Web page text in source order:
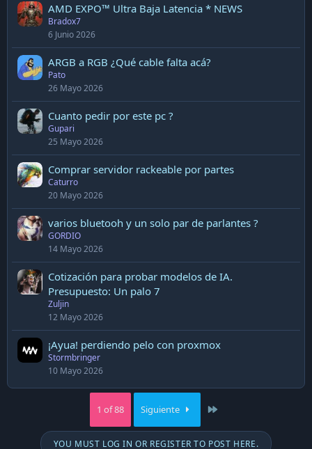
AMD EXPO™ Ultra Baja Latencia * NEWS
Bradox7
6 Junio 2026
ARGB a RGB ¿Qué cable falta acá?
Pato
26 Mayo 2026
Cuanto pedir por este pc ?
Gupari
25 Mayo 2026
Comprar servidor rackeable por partes
Caturro
20 Mayo 2026
varios bluetooh y un solo par de parlantes ?
GORDIO
14 Mayo 2026
Cotización para probar modelos de IA.
Presupuesto: Un palo 7
Zuljin
12 Mayo 2026
¡Ayua! perdiendo pelo con proxmox
Stormbringer
10 Mayo 2026
1 of 88 Siguiente
YOU MUST LOG IN OR REGISTER TO POST HERE.